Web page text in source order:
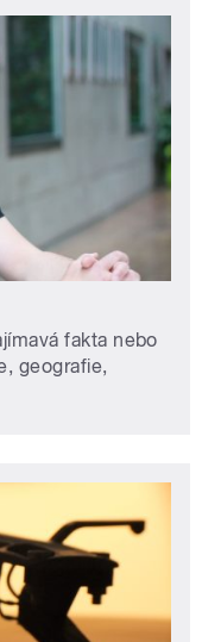
fakta nebo
geografie,